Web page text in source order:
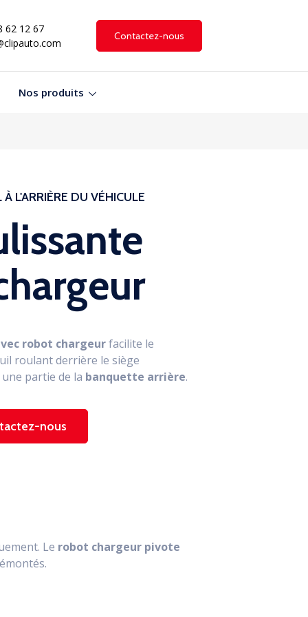
62 12 67
Contactez-nous
Nos produits
L'ARRIÈRE DU VÉHICULE
robot chargeurfacilite le
roulant derrière le siège
partie de la banquette arrière.
nous
Le robot chargeur pivote